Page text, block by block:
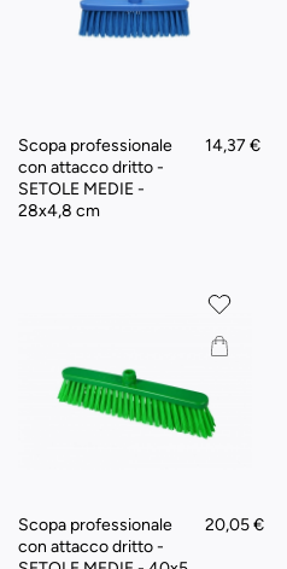
Scopa professionale
con attacco dritto -
SETOLE MEDIE -
28x4,8 cm
14,37 €
Scopa professionale
con attacco dritto -
20,05 €